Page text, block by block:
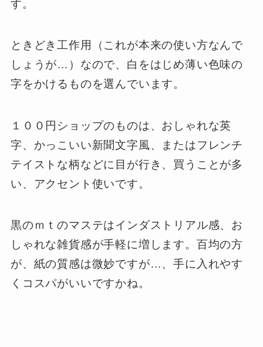
す。
ときどき工作用（これが本来の使い方なんで
しょうが…）なので、白をはじめ薄い色味の
字をかけるものを選んでいます。
１００円ショップのものは、おしゃれな英
字、かっこいい新聞文字風、またはフレンチ
テイストな柄などに目が行き、買うことが多
い、アクセント使いです。
黒のｍｔのマステはインダストリアル感、お
しゃれな雑貨感が手軽に増します。百均の方
が、紙の質感は微妙ですが…、手に入れやす
くコスパがいいですかね。